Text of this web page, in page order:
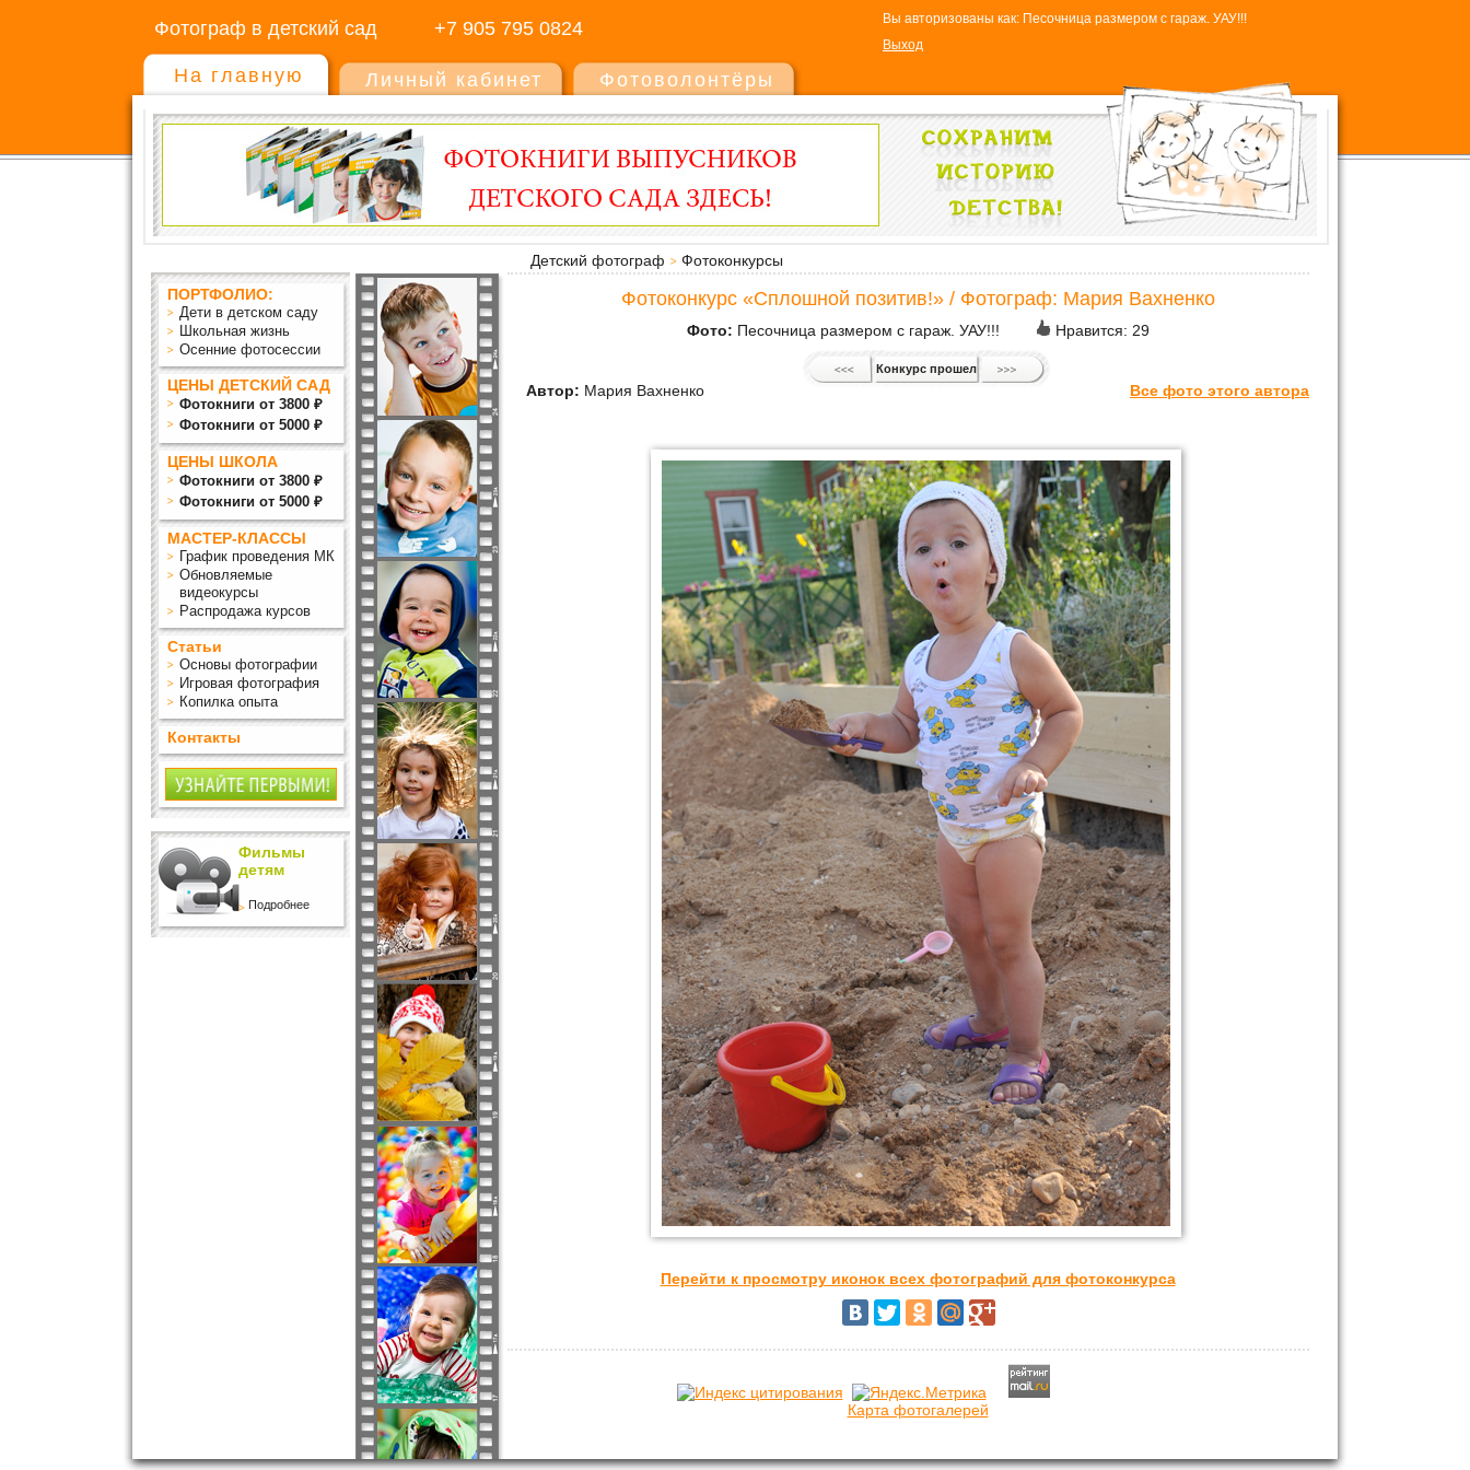
Фотограф в детский сад +7 905 795 0824
Вы авторизованы как: Песочница размером с гараж. УАУ!!!
Выход
На главную Личный кабинет Фотоволонтёры
Детский фотограф
Фотоконкурсы
ПОРТФОЛИО:
Дети в детском саду
Школьная жизнь
Осенние фотосессии
ЦЕНЫ ДЕТСКИЙ САД
Фотокниги от 3800 ₽
Фотокниги от 5000 ₽
ЦЕНЫ ШКОЛА
Фотокниги от 3800 ₽
Фотокниги от 5000 ₽
МАСТЕР-КЛАССЫ
График проведения МК
Обновляемые
видеокурсы
Распродажа курсов
Статьи
Основы фотографии
Игровая фотография
Копилка опыта
Контакты
Фильмы
детям
Подробнее
Фотоконкурс «Сплошной позитив!» / Фотограф: Мария Вахненко
Фото: Песочница размером с гараж. УАУ!!! Нравится: 29
Автор: Мария Вахненко
Конкурс прошел
Все фото этого автора
Перейти к просмотру иконок всех фотографий для фотоконкурса
Карта фотогалерей